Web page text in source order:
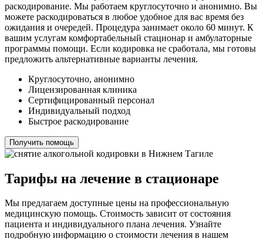
раскодирование. Мы работаем круглосуточно и анонимно. Вы
можете раскодироваться в любое удобное для вас время без
ожидания и очередей. Процедура занимает около 60 минут. К
вашим услугам комфортабельный стационар и амбулаторные
программы помощи. Если кодировка не сработала, мы готовы
предложить альтернативные варианты лечения.
Круглосуточно, анонимно
Лицензированная клиника
Сертифицированный персонал
Индивидуальный подход
Быстрое раскодирование
Получить помощь
Тарифы на лечение в стационаре
Мы предлагаем доступные цены на профессиональную
медицинскую помощь. Стоимость зависит от состояния
пациента и индивидуального плана лечения. Узнайте
подробную информацию о стоимости лечения в нашем